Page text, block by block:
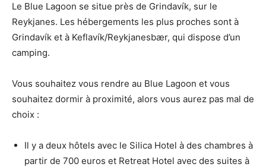
Le Blue Lagoon se situe près de Grindavík, sur le
Reykjanes. Les hébergements les plus proches sont à
Grindavík et à Keflavík/Reykjanesbær, qui dispose d’un
camping.
Vous souhaitez vous rendre au Blue Lagoon et vous
souhaitez dormir à proximité, alors vous aurez pas mal de
choix :
Il y a deux hôtels avec le Silica Hotel à des chambres à
partir de 700 euros et Retreat Hotel avec des suites à